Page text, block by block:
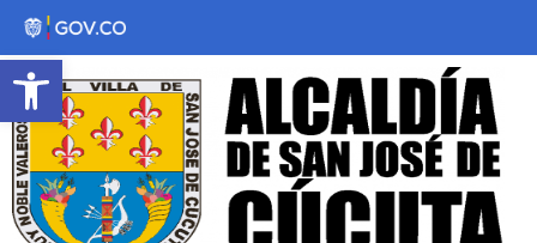
Abrir barra de herramientas